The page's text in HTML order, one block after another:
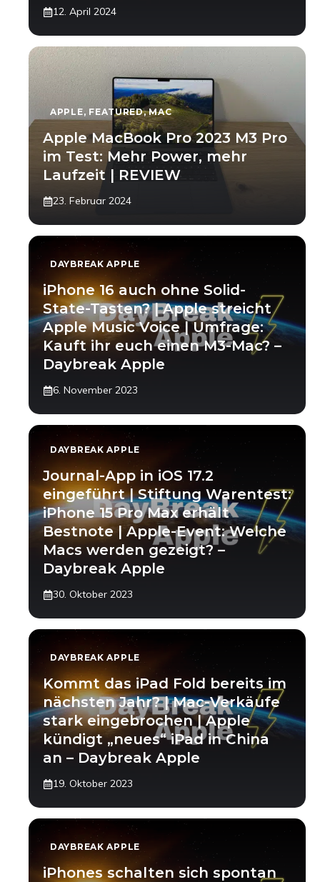
12. April 2024
APPLE, FEATURED,MAC
Apple MacBook Pro 2023 M3 Pro
im Test: Mehr Power, mehr
Laufzeit | REVIEW
23. Februar 2024
DAYBREAK APPLE
iPhone 16 auch ohne Solid-
State-Tasten? | Apple streicht
Apple Music Voice | Umfrage:
Kauft ihr euch einen M3-Mac? –
Daybreak Apple
6. November 2023
DAYBREAK APPLE
Journal-App in iOS 17.2
eingeführt | Stiftung Warentest:
iPhone 15 Pro Max erhält
Bestnote | Apple-Event: Welche
Macs werden gezeigt? –
Daybreak Apple
30. Oktober 2023
DAYBREAK APPLE
Kommt das iPad Fold bereits im
nächsten Jahr? | Mac-Verkäufe
stark eingebrochen | Apple
kündigt „neues“ iPad in China
an – Daybreak Apple
19. Oktober 2023
DAYBREAK APPLE
iPhones schalten sich spontan